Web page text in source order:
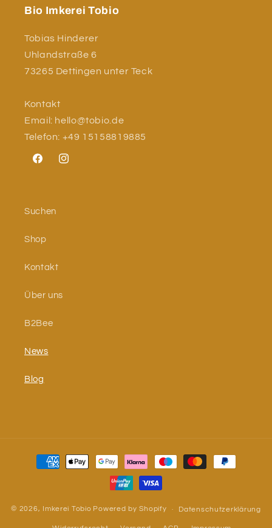
Bio Imkerei Tobio
Tobias Hinderer
Uhlandstraße 6
73265 Dettingen unter Teck
Kontakt
Email: hello@tobio.de
Telefon: +49 15158819885
FacebookInstagram
Suchen
Shop
Kontakt
Über uns
B2Bee
News
Blog
Zahlungsmethoden
© 2026, Imkerei Tobio Powered by Shopify Datenschutzerklärung